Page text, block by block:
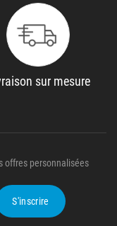
sur mesure
offres personnalisées
S'inscrire